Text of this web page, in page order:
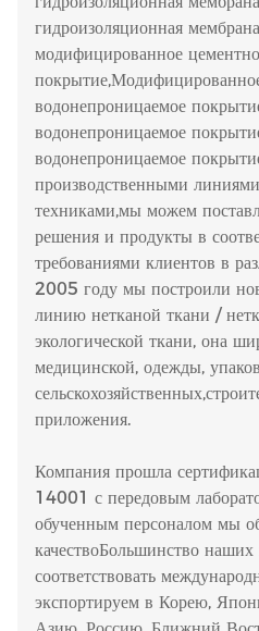
гидроизоляционная
модифицированное
водонепроницаемое
водонепроницаемое
водонепроницаемое
производственными
техниками,мы можем
решения и продукты в
требованиями клиентов в
2005 году мы построили
линию нетканой ткани /
экологической ткани, она
медицинской, одежды,
приложения.
Компания прошла
14001 с передовым
обученным персоналом мы
качествоБольшинство
соответствовать
экспортируем в Корею,